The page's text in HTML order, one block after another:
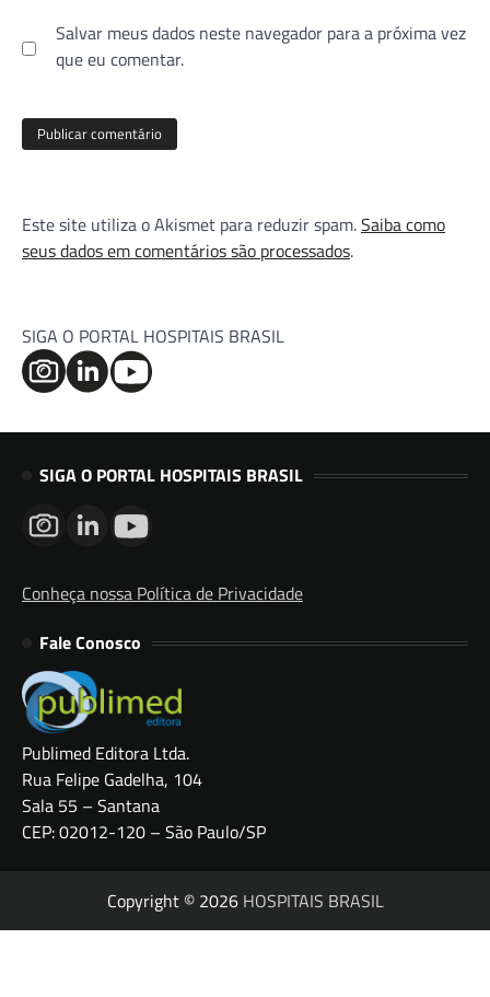
Salvar meus dados neste navegador para a próxima vez
que eu comentar.
Este site utiliza o Akismet para reduzir spam.Saiba como
seus dados em comentários são processados.
SIGA O PORTAL HOSPITAIS BRASIL
SIGA O PORTAL HOSPITAIS BRASIL
Conheça nossa Política de Privacidade
Fale Conosco
Publimed Editora Ltda.
Rua Felipe Gadelha, 104
Sala 55 – Santana
CEP: 02012-120 – São Paulo/SP
Copyright © 2026 HOSPITAIS BRASIL